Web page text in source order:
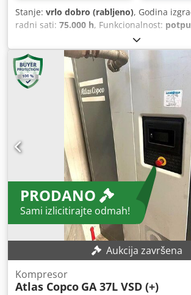
Stanje: vrlo dobro (rabljeno), Godina
radni sati: 75.000 h, Funkcionalnost:
PRODANO
Sami izlicitirajte odmah!
Aukcija završena
Kompresor
Atlas Copco GA 37L VSD (+)